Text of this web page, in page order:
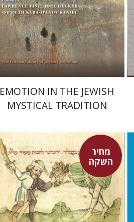
הנחת אתר ספר מודפס
$85
$76
EMOTION IN THE JEWISH
MYSTICAL TRADITION
מחיר
השקה
אפרים שהם-שטיינר